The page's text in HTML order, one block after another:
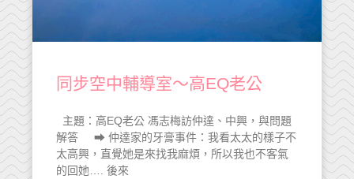
同步空中輔導室～高EQ老公
主題：高EQ老公 馮志梅訪仲達、中興，與問題
解答 ➡ 仲達家的牙膏事件：我看太太的樣子不
太高興，直覺她是來找我麻煩，所以我也不客氣
的回她…. 後來